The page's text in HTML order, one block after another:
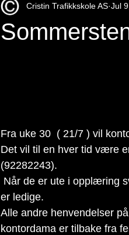
Cristin Trafikkskole AS Jul
Fra uke 30  ( 21/7 ) vil
Det vil til en hver tid være
(92282243).
er ledige.
Alle andre henvendelser
kontordama er tilbake fra